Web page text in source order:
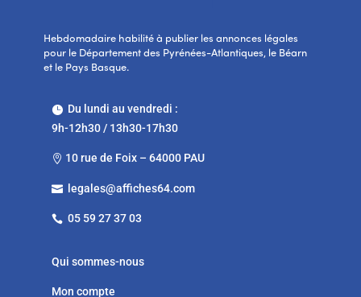
Hebdomadaire habilité à publier les annonces légales
pour le Département des Pyrénées-Atlantiques, le Béarn
et le Pays Basque.
Du lundi au vendredi :
9h-12h30 / 13h30-17h30
 10 rue de Foix – 64000 PAU
 legales@affiches64.com
 05 59 27 37 03
Qui sommes-nous
Mon compte